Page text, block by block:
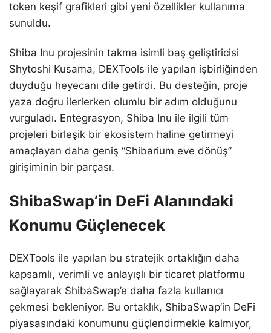
token keşif grafikleri gibi yeni özellikler kullanıma
sunuldu.
Shiba Inu projesinin takma isimli baş geliştiricisi
Shytoshi Kusama, DEXTools ile yapılan işbirliğinden
duyduğu heyecanı dile getirdi. Bu desteğin, proje
yaza doğru ilerlerken olumlu bir adım olduğunu
vurguladı. Entegrasyon, Shiba Inu ile ilgili tüm
projeleri birleşik bir ekosistem haline getirmeyi
amaçlayan daha geniş “Shibarium eve dönüş”
girişiminin bir parçası.
ShibaSwap’in DeFi Alanındaki
Konumu Güçlenecek
DEXTools ile yapılan bu stratejik ortaklığın daha
kapsamlı, verimli ve anlayışlı bir ticaret platformu
sağlayarak ShibaSwap’e daha fazla kullanıcı
çekmesi bekleniyor. Bu ortaklık, ShibaSwap’in DeFi
piyasasındaki konumunu güçlendirmekle kalmıyor,